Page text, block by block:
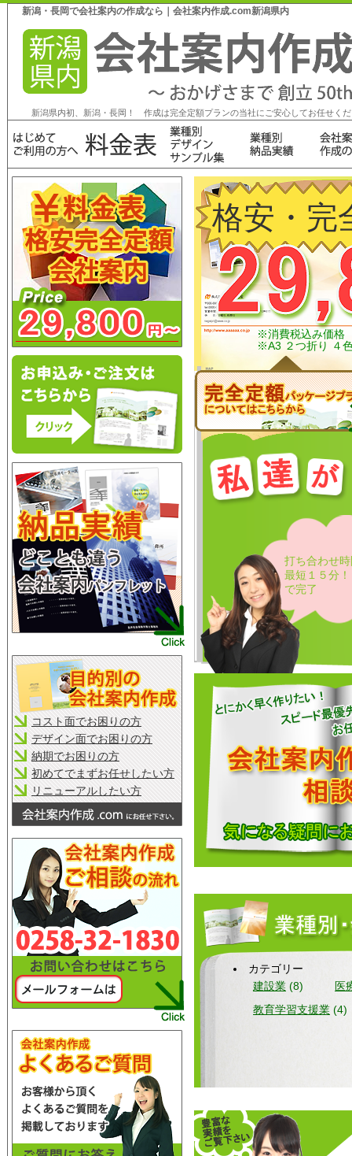
新潟・長岡で会社案内の作成なら｜会社案内作成.com新潟県内
新潟県内初、新潟・長岡！ 作成は完全定額プランの当社にご安心してお任せく
格安・完
※消費税込み価格
※A3 ２つ折り ４
打ち合わせ
最短１５分
で完了
カテゴリー
建設業 (8)
医
教育学習支援業 (4)
コスト面でお困りの方
デザイン面でお困りの方
納期でお困りの方
初めてでまずお任せしたい方
リニューアルしたい方